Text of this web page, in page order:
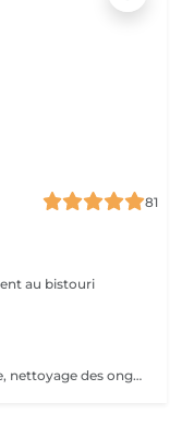
81
au bistouri
Gommage des callosités au pododisque, nettoyage des ongles à la russe